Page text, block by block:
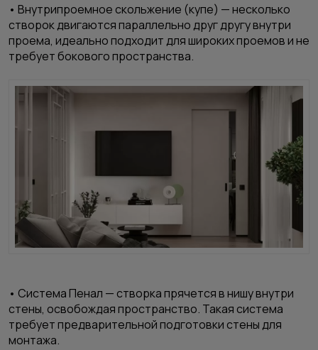
• Внутрипроемное скольжение (купе) — несколько
створок двигаются параллельно друг другу внутри
проема, идеально подходит для широких проемов и не
требует бокового пространства.
• Система Пенал — створка прячется в нишу внутри
стены, освобождая пространство. Такая система
требует предварительной подготовки стены для
монтажа.